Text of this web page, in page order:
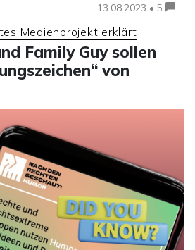
13.08.2023 • 5
Medienprojekt erklärt
Family Guy sollen
von